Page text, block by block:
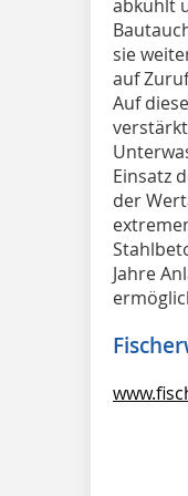
abkühlt
sie
auf
Auf
Einsatz
der
Jahre